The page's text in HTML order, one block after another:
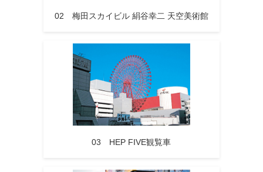
02 梅田スカイビル 絹谷幸二 天空美術館
03 HEP FIVE観覧車